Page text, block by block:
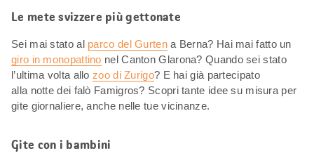
Le mete svizzere più gettonate
Sei mai stato al parco del Gurtena Berna? Hai mai fatto un
giro in monopattino nel Canton Glarona? Quando sei stato
l’ultima volta allozoo di Zurigo? E hai già partecipato
alla notte dei falò Famigros? Scopri tante idee su misura per
gite giornaliere, anche nelle tue vicinanze.
Gite con i bambini